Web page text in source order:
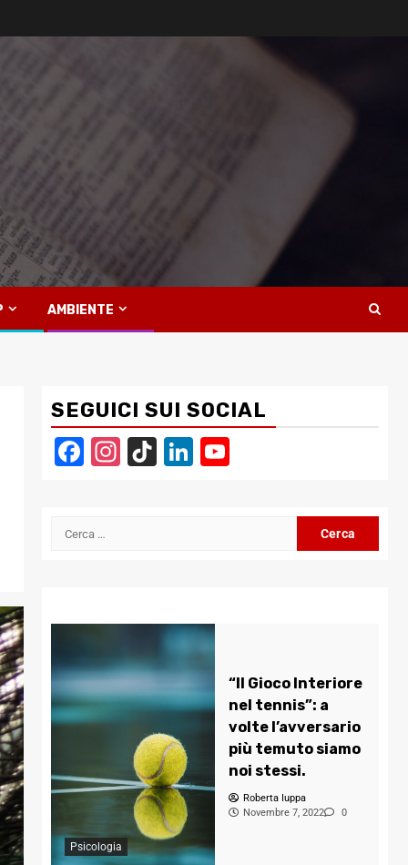
AMBIENTE
SEGUICI SUI SOCIAL
Facebook
Instagram
TikTokLinkedIn
Ricerca
Psicologia
“Il Gioco Interiore
nel tennis”: a
volte l’avversario
più temuto siamo
noi stessi.
Roberta Iuppa
Novembre 7, 2022
0